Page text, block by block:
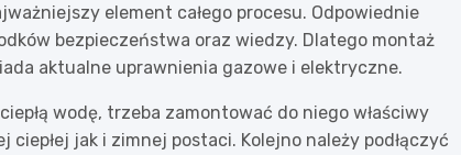
element całego procesu. Odpowiednie
bezpieczeństwa oraz wiedzy. Dlatego montaż
aktualne uprawnienia gazowe i elektryczne.
wodę, trzeba zamontować do niego właściwy
jak i zimnej postaci. Kolejno należy podłączyć